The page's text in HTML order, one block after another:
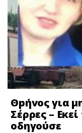
Θpήvος για
Σέρρες –
οδηγούσε